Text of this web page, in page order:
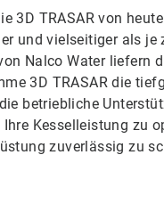
3D TRASAR von
und vielseitiger als je
Nalco Water liefern
3D TRASAR die
betriebliche
Kesselleistung zu
zuverlässig zu